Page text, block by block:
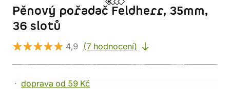
Pěnový pořadač Feldherr, 35mm,
36 slotů
4,9 (7 hodnocení)
doprava od 59 Kč